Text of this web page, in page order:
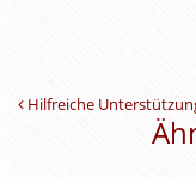
Beitrags-
Hilfreiche